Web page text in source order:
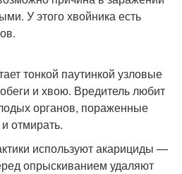
У этого хвойника есть
тонкой паутинкой узловые
и хвою. Вредитель любит
органов, пораженные
отмирать.
используют акарициды —
опрыскиванием удаляют